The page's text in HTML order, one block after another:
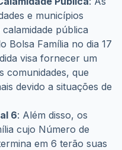
e municípios
pública
Bolsa Família no dia 17
visa fornecer um
comunidades, que
devido a situações de
6: Além disso, os
cujo Número de
em 6 terão suas